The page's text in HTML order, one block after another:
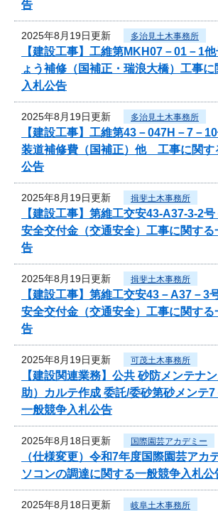
告
2025年8月19日更新 多治見土木事務所
【建設工事】工維第MKH07－01－
ょう補修（国補正・瑞浪大橋）工事
入札公告
2025年8月19日更新 多治見土木事務所
【建設工事】工維第43－047H－7
装道補修費（国補正）他 工事に関す
公告
2025年8月19日更新 揖斐土木事務所
【建設工事】第維工交安43-A37-3-2
安全交付金（交通安全）工事に関す
告
2025年8月19日更新 揖斐土木事務所
【建設工事】第維工交安43－A37－3
安全交付金（交通安全）工事に関す
告
2025年8月19日更新 可茂土木事務所
【建設関連業務】公共 砂防メンテナ
助）カルテ作成 委託/委砂第砂メンテ
一般競争入札公告
2025年8月18日更新 国際園芸アカデミー
（仕様変更）令和7年度国際園芸アカ
ソコンの調達に関する一般競争入札公
2025年8月18日更新 岐阜土木事務所